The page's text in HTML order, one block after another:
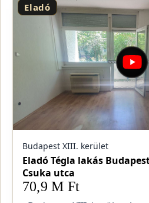
Eladó
Budapest XIII. kerület
Eladó Tégla lakás
Csuka utca
70,9 M Ft